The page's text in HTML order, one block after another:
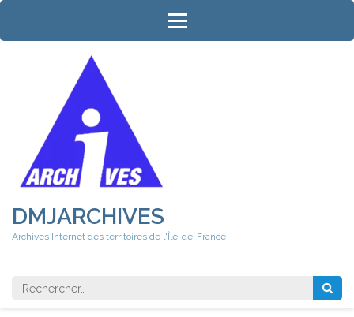
Aller
contenu
DMJARCHIVES
Archives Internet des territoires de l'Île-de-France
Rechercher